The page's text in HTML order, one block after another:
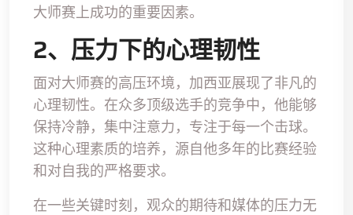
大师赛上成功的重要因素。
2、压力下的心理韧性
面对大师赛的高压环境，加西亚展现了非凡的
心理韧性。在众多顶级选手的竞争中，他能够
保持冷静，集中注意力，专注于每一个击球。
这种心理素质的培养，源自他多年的比赛经验
和对自我的严格要求。
在一些关键时刻，观众的期待和媒体的压力无